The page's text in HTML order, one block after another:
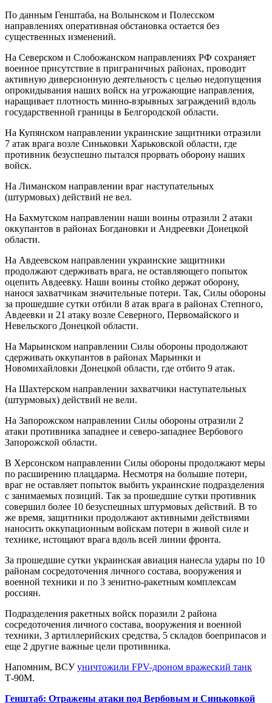
По данным Генштаба, на Волынском и Полесском
направлениях оперативная обстановка остается без
существенных изменений.
На Северском и Слобожанском направлениях РФ сохраняет
военное присутствие в приграничных районах, проводит
активную диверсионную деятельность с целью недопущения
опрокидывания наших войск на угрожающие направления,
наращивает плотность минно-взрывных заграждений вдоль
государственной границы в Белгородской области.
На Купянском направлении украинские защитники отразили
7 атак врага возле Синьковки Харьковской области, где
противник безуспешно пытался прорвать оборону наших
войск.
На Лиманском направлении враг наступательных
(штурмовых) действий не вел.
На Бахмутском направлении наши воины отразили 2 атаки
оккупантов в районах Богдановки и Андреевки Донецкой
области.
На Авдеевском направлении украинские защитники
продолжают сдерживать врага, не оставляющего попыток
оцепить Авдеевку. Наши воины стойко держат оборону,
нанося захватчикам значительные потери. Так, Силы обороны
за прошедшие сутки отбили 8 атак врага в районах Степного,
Авдеевки и 21 атаку возле Северного, Первомайского и
Невельского Донецкой области.
На Марьинском направлении Силы обороны продолжают
сдерживать оккупантов в районах Марьинки и
Новомихайловки Донецкой области, где отбито 9 атак.
На Шахтерском направлении захватчики наступательных
(штурмовых) действий не вели.
На Запорожском направлении Силы обороны отразили 2
атаки противника западнее и северо-западнее Вербового
Запорожской области.
В Херсонском направлении Силы обороны продолжают меры
по расширению плацдарма. Несмотря на большие потери,
враг не оставляет попыток выбить украинские подразделения
с занимаемых позиций. Так за прошедшие сутки противник
совершил более 10 безуспешных штурмовых действий. В то
же время, защитники продолжают активными действиями
наносить оккупационным войскам потери в живой силе и
технике, истощают врага вдоль всей линии фронта.
За прошедшие сутки украинская авиация нанесла удары по 10
районам сосредоточения личного состава, вооружения и
военной техники и по 3 зенитно-ракетным комплексам
россиян.
Подразделения ракетных войск поразили 2 района
сосредоточения личного состава, вооружения и военной
техники, 3 артиллерийских средства, 5 складов боеприпасов и
еще 2 другие важные цели противника.
Напомним, ВСУуничтожили FPV-дроном вражеский танк
Т-90М.
Генштаб: Отражены атаки под Вербовым и Синьковкой